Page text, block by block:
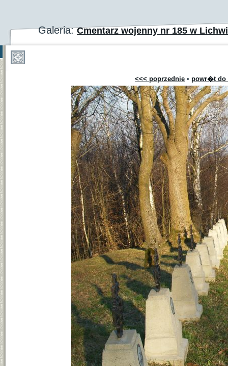
Galeria:Cmentarz wojenny nr 185 w
<<< poprzednie • powr�t do